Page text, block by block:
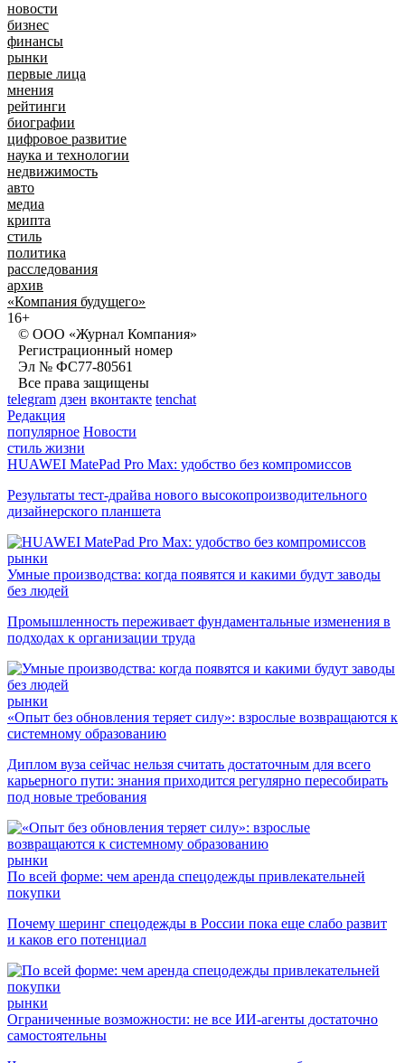
новости
бизнес
финансы
рынки
первые лица
мнения
рейтинги
биографии
цифровое развитие
наука и технологии
недвижимость
авто
медиа
крипта
стиль
политика
расследования
архив
«Компания будущего»
16+
© ООО «Журнал Компания»
Регистрационный номер
Эл № ФС77-80561
Все права защищены
telegram дзен вконтакте tenchat
Редакция
популярное Новости
стиль жизни
HUAWEI MatePad Pro Max: удобство без компромиссов
Результаты тест-драйва нового высокопроизводительного
дизайнерского планшета
рынки
Умные производства: когда появятся и какими будут заводы
без людей
Промышленность переживает фундаментальные изменения в
подходах к организации труда
рынки
«Опыт без обновления теряет силу»: взрослые возвращаются к
системному образованию
Диплом вуза сейчас нельзя считать достаточным для всего
карьерного пути: знания приходится регулярно пересобирать
под новые требования
рынки
По всей форме: чем аренда спецодежды привлекательней
покупки
Почему шеринг спецодежды в России пока еще слабо развит
и каков его потенциал
рынки
Ограниченные возможности: не все ИИ-агенты достаточно
самостоятельны